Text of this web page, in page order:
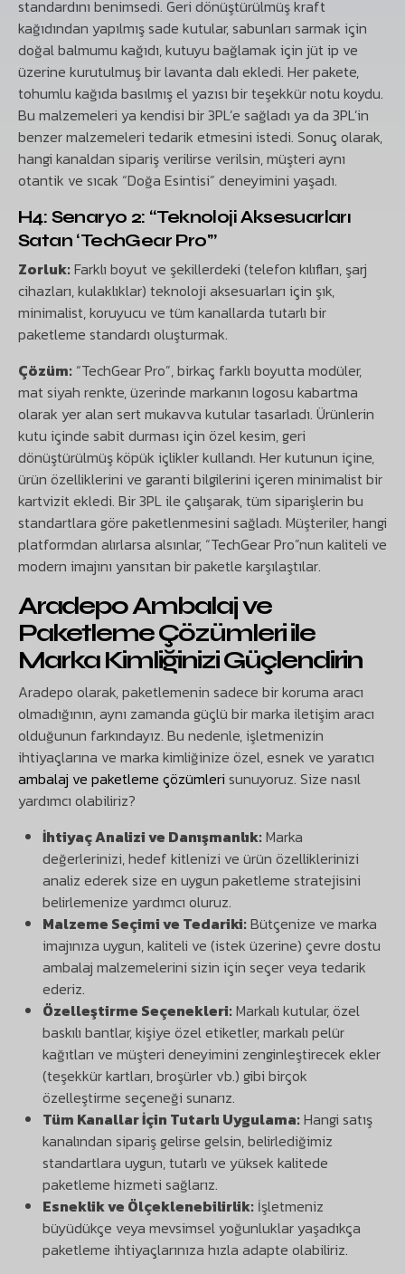
standardını benimsedi. Geri dönüştürülmüş kraft
kağıdından yapılmış sade kutular, sabunları sarmak için
doğal balmumu kağıdı, kutuyu bağlamak için jüt ip ve
üzerine kurutulmuş bir lavanta dalı ekledi. Her pakete,
tohumlu kağıda basılmış el yazısı bir teşekkür notu koydu.
Bu malzemeleri ya kendisi bir 3PL’e sağladı ya da 3PL’in
benzer malzemeleri tedarik etmesini istedi. Sonuç olarak,
hangi kanaldan sipariş verilirse verilsin, müşteri aynı
otantik ve sıcak “Doğa Esintisi” deneyimini yaşadı.
H4: Senaryo 2: “Teknoloji Aksesuarları
Satan ‘TechGear Pro'”
Zorluk: Farklı boyut ve şekillerdeki (telefon kılıfları, şarj
cihazları, kulaklıklar) teknoloji aksesuarları için şık,
minimalist, koruyucu ve tüm kanallarda tutarlı bir
paketleme standardı oluşturmak.
Çözüm: “TechGear Pro”, birkaç farklı boyutta modüler,
mat siyah renkte, üzerinde markanın logosu kabartma
olarak yer alan sert mukavva kutular tasarladı. Ürünlerin
kutu içinde sabit durması için özel kesim, geri
dönüştürülmüş köpük içlikler kullandı. Her kutunun içine,
ürün özelliklerini ve garanti bilgilerini içeren minimalist bir
kartvizit ekledi. Bir 3PL ile çalışarak, tüm siparişlerin bu
standartlara göre paketlenmesini sağladı. Müşteriler, hangi
platformdan alırlarsa alsınlar, “TechGear Pro”nun kaliteli ve
modern imajını yansıtan bir paketle karşılaştılar.
Aradepo Ambalaj ve
Paketleme Çözümleri ile
Marka Kimliğinizi Güçlendirin
Aradepo olarak, paketlemenin sadece bir koruma aracı
olmadığının, aynı zamanda güçlü bir marka iletişim aracı
olduğunun farkındayız. Bu nedenle, işletmenizin
ihtiyaçlarına ve marka kimliğinize özel, esnek ve yaratıcı
ambalaj ve paketleme çözümleri sunuyoruz. Size nasıl
yardımcı olabiliriz?
İhtiyaç Analizi ve Danışmanlık: Marka
değerlerinizi, hedef kitlenizi ve ürün özelliklerinizi
analiz ederek size en uygun paketleme stratejisini
belirlemenize yardımcı oluruz.
Malzeme Seçimi ve Tedariki: Bütçenize ve marka
imajınıza uygun, kaliteli ve (istek üzerine) çevre dostu
ambalaj malzemelerini sizin için seçer veya tedarik
ederiz.
Özelleştirme Seçenekleri: Markalı kutular, özel
baskılı bantlar, kişiye özel etiketler, markalı pelür
kağıtları ve müşteri deneyimini zenginleştirecek ekler
(teşekkür kartları, broşürler vb.) gibi birçok
özelleştirme seçeneği sunarız.
Tüm Kanallar İçin Tutarlı Uygulama: Hangi satış
kanalından sipariş gelirse gelsin, belirlediğimiz
standartlara uygun, tutarlı ve yüksek kalitede
paketleme hizmeti sağlarız.
Esneklik ve Ölçeklenebilirlik: İşletmeniz
büyüdükçe veya mevsimsel yoğunluklar yaşadıkça
paketleme ihtiyaçlarınıza hızla adapte olabiliriz.